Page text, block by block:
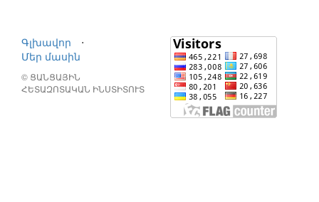
Գլխավոր
⋅
Մեր մասին
© ՑԱՆՑԱՅԻՆ
ՀԵՏԱԶՈՏԱԿԱՆ ԻՆՍՏԻՏՈՒՏ